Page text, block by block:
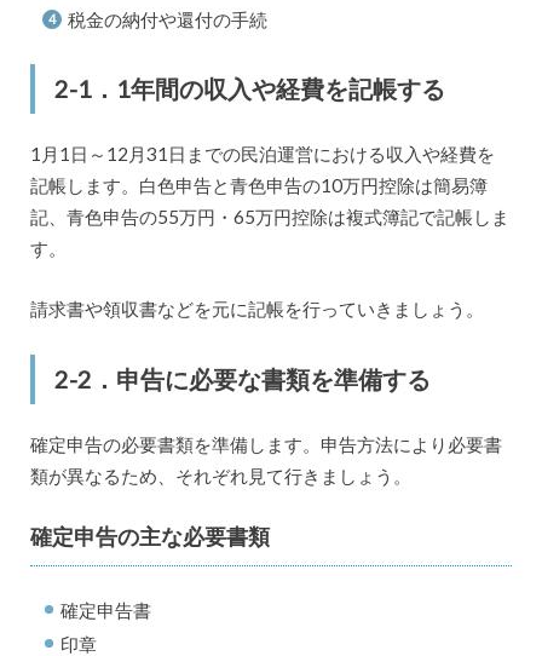
税金の納付や還付の手続
2-1．1年間の収入や経費を記帳する
1月1日～12月31日までの民泊運営における収入や経費を
記帳します。白色申告と青色申告の10万円控除は簡易簿
記、青色申告の55万円・65万円控除は複式簿記で記帳しま
す。
請求書や領収書などを元に記帳を行っていきましょう。
2-2．申告に必要な書類を準備する
確定申告の必要書類を準備します。申告方法により必要書
類が異なるため、それぞれ見て行きましょう。
確定申告の主な必要書類
確定申告書
印章